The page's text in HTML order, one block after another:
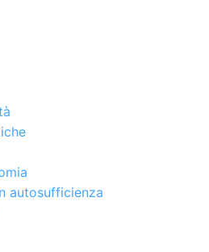
autosufficienza